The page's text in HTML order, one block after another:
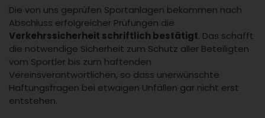
Die von uns geprüfen Sportanlagen bekommen nach
Abschluss erfolgreicher Prüfungen die
Verkehrssicherheit schriftlich bestätigt. Das schafft
die notwendige Sicherheit zum Schutz aller Beteiligten
vom Sportler bis zum haftenden
Vereinsverantwortlichen, so dass unerwünschte
Haftungsfragen bei etwaigen Unfällen gar nicht erst
entstehen.